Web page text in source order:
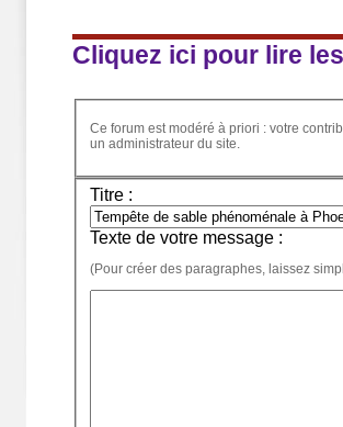
Cliquez ici pour lire
Ce forum est modéré à priori : votre
un administrateur du site.
Titre :
Texte de votre message :
(Pour créer des paragraphes, laissez